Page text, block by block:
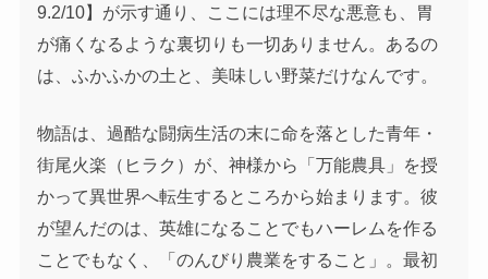
9.2/10】が示す通り、ここには理不尽な悪意も、胃
が痛くなるような裏切りも一切ありません。あるの
は、ふかふかの土と、美味しい野菜だけなんです。
物語は、過酷な闘病生活の末に命を落とした青年・
街尾火楽（ヒラク）が、神様から「万能農具」を授
かって異世界へ転生するところから始まります。彼
が望んだのは、英雄になることでもハーレムを作る
ことでもなく、「のんびり農業をすること」。最初